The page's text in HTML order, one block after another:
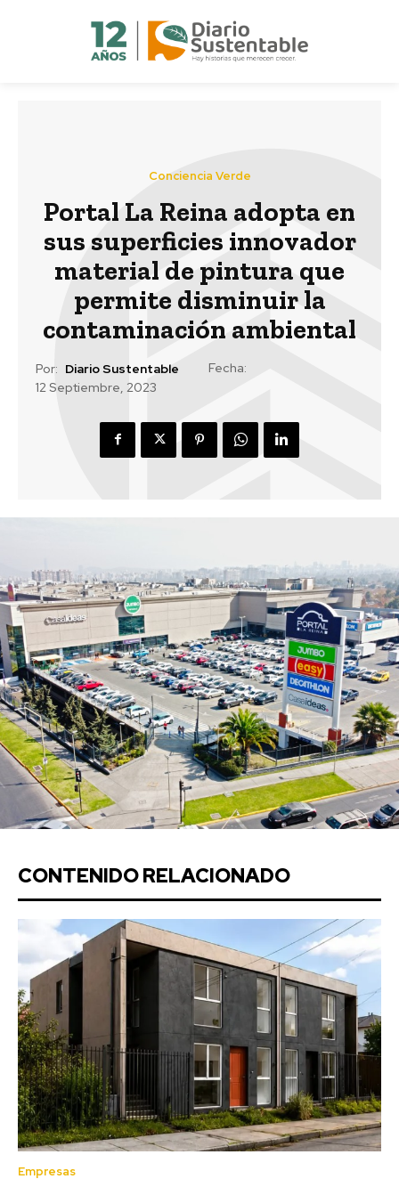
Conciencia Verde
Portal La Reina adopta en
sus superficies innovador
material de pintura que
permite disminuir la
contaminación ambiental
Por: Diario Sustentable
Fecha:
12 Septiembre, 2023
CONTENIDO RELACIONADO
Empresas